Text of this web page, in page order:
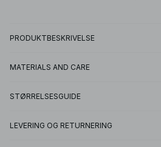
PRODUKTBESKRIVELSE
MATERIALS AND CARE
STØRRELSESGUIDE
LEVERING OG RETURNERING